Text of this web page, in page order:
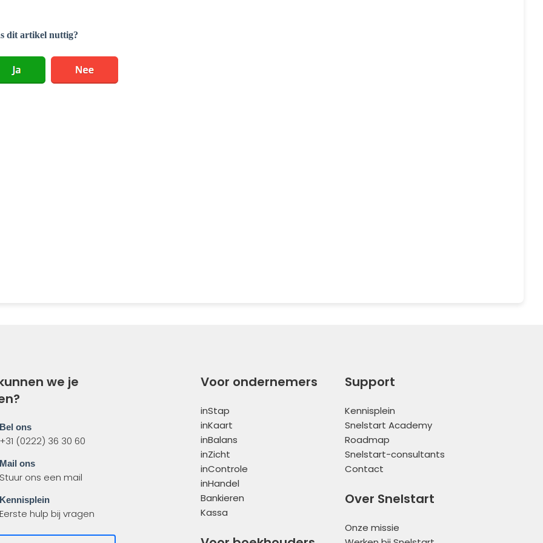
dit artikel nuttig?
we je
Bel ons
+31 (0222) 36 30 60
Mail ons
Stuur ons een mail
Kennisplein
Eerste hulp bij vragen
Voor ondernemers
inStap
inKaart
inBalans
inZicht
inControle
inHandel
Bankieren
Kassa
Support
Kennisplein
Snelstart Academy
Roadmap
Snelstart-consultants
Contact
Over Snelstart
Onze missie